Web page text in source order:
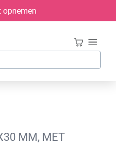
opnemen
MM, MET